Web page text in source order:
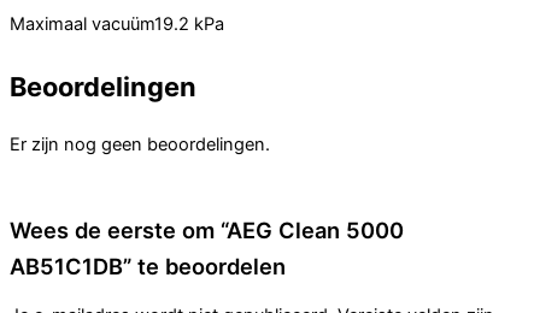
Maximaal vacuüm19.2 kPa
Beoordelingen
Er zijn nog geen beoordelingen.
Wees de eerste om “AEG Clean 5000
AB51C1DB” te beoordelen